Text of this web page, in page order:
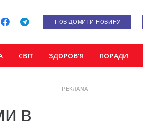
ПОВІДОМИТИ НОВИНУ
СВІТ ЗДОРОВ’Я ПОРАДИ
в
РЕКЛАМА